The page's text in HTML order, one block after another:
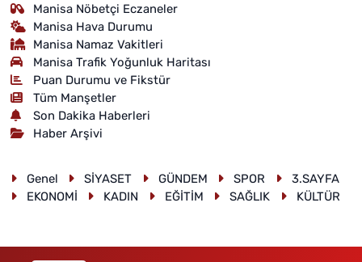
Manisa Nöbetçi Eczaneler
Manisa Hava Durumu
Manisa Namaz Vakitleri
Manisa Trafik Yoğunluk Haritası
Puan Durumu ve Fikstür
Tüm Manşetler
Son Dakika Haberleri
Haber Arşivi
Genel SİYASET GÜNDEM SPOR
3.SAYFA
EKONOMİ
KADIN EĞİTİM SAĞLIK KÜLTÜR